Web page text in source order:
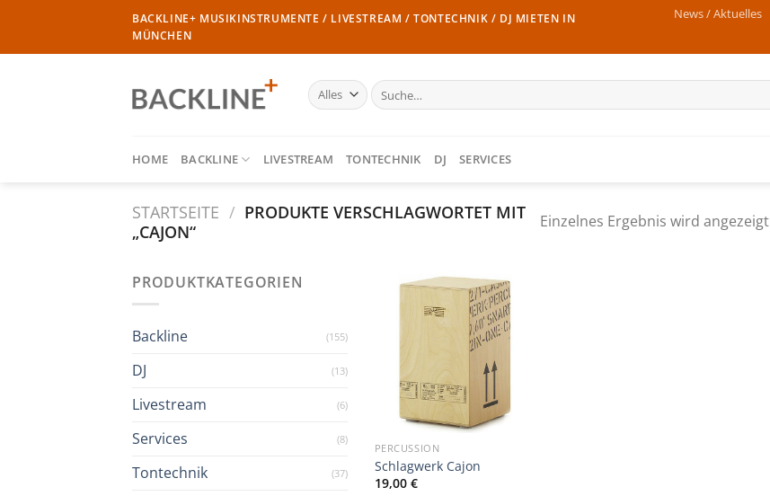
springen
BACKLINE+ MUSIKINSTRUMENTE / LIVESTREAM / TONTECHNIK / DJ MIETEN IN
MÜNCHEN
News / Aktuelles
Suche
nach:
HOME BACKLINE LIVESTREAM TONTECHNIK DJ SERVICES
STARTSEITE / PRODUKTE VERSCHLAGWORTET MIT
„CAJON“
Einzelnes Ergebnis wird angezeigt
PRODUKTKATEGORIEN
Backline (155)
DJ (13)
Livestream (6)
Services (8)
Tontechnik (37)
PERCUSSION
Schlagwerk Cajon
19,00 €